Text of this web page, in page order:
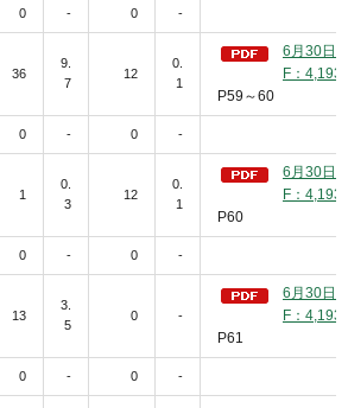
0 - 0 -
36
9.
7
12
0.
1
6月30日
F：
P59～60
0 - 0 -
1
0.
3
12
0.
1
6月30日
F：
P60
0 - 0 -
13
3.
5
0 -
6月30日
F：
P61
0 - 0 -